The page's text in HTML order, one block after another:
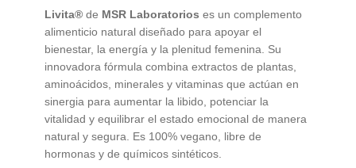
Livita® de MSR Laboratorios es un complemento
alimenticio natural diseñado para apoyar el
bienestar, la energía y la plenitud femenina. Su
innovadora fórmula combina extractos de plantas,
aminoácidos, minerales y vitaminas que actúan en
sinergia para aumentar la libido, potenciar la
vitalidad y equilibrar el estado emocional de manera
natural y segura. Es 100% vegano, libre de
hormonas y de químicos sintéticos.